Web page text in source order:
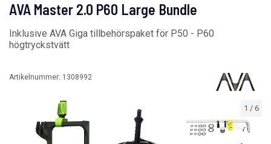
1 / 6
AVA Master 2.0 P60 Large Bundle
Inklusive AVA Giga tillbehörspaket för P50 - P60
högtryckstvätt
Artikelnummer: 1308992